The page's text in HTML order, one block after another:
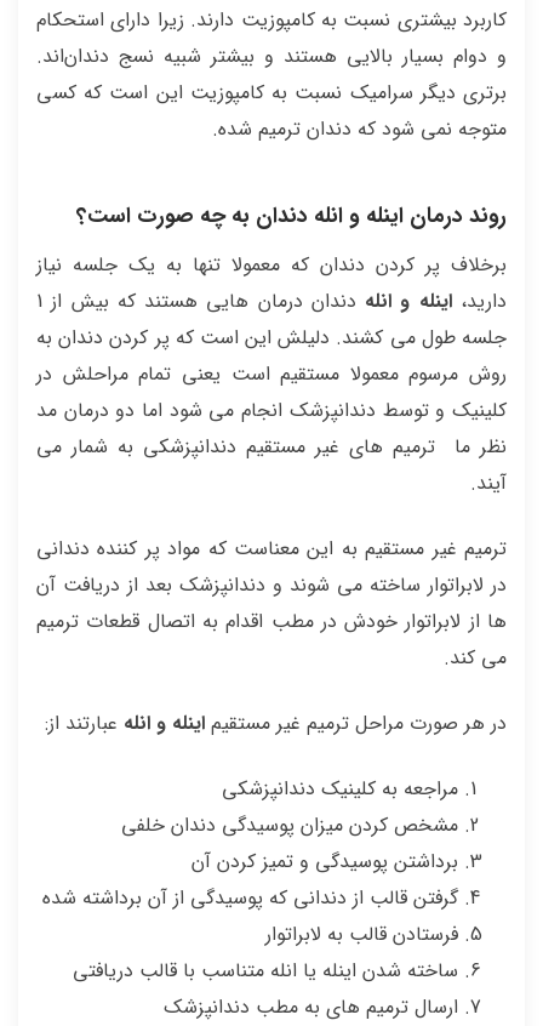
کاربرد بیشتری نسبت به کامپوزیت دارند. زیرا دارای استحکام
و دوام بسیار بالایی هستند و بیشتر شبیه نسج دندان‌اند.
برتری دیگر سرامیک نسبت به کامپوزیت این است که کسی
متوجه نمی شود که دندان ترمیم شده.
روند درمان اینله و انله دندان به چه صورت است؟
برخلاف پر کردن دندان که معمولا تنها به یک جلسه نیاز
دارید،اینله و انله
دندان درمان هایی هستند که بیش از 1
جلسه طول می کشند. دلیلش این است که پر کردن دندان به
روش مرسوم معمولا مستقیم است یعنی تمام مراحلش در
کلینیک و توسط دندانپزشک انجام می شود اما دو درمان مد
نظر ما ترمیم های غیر مستقیم دندانپزشکی به شمار می
آیند.
ترمیم غیر مستقیم به این معناست که مواد پر کننده دندانی
در لابراتوار ساخته می شوند و دندانپزشک بعد از دریافت آن
ها از لابراتوار خودش در مطب اقدام به اتصال قطعات ترمیم
می کند.
در هر صورت مراحل ترمیم غیر مستقیم اینله و انله عبارتند از:
مراجعه به کلینیک دندانپزشکی
مشخص کردن میزان پوسیدگی دندان خلفی
برداشتن پوسیدگی و تمیز کردن آن
گرفتن قالب از دندانی که پوسیدگی از آن برداشته شده
فرستادن قالب به لابراتوار
ساخته شدن اینله یا انله متناسب با قالب دریافتی
ارسال ترمیم های به مطب دندانپزشک